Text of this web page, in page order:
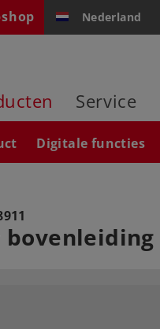
Nederland
Service
Digitale functies
bovenleiding